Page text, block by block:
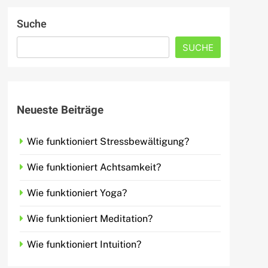
Suche
SUCHE
Neueste Beiträge
Wie funktioniert Stressbewältigung?
Wie funktioniert Achtsamkeit?
Wie funktioniert Yoga?
Wie funktioniert Meditation?
Wie funktioniert Intuition?